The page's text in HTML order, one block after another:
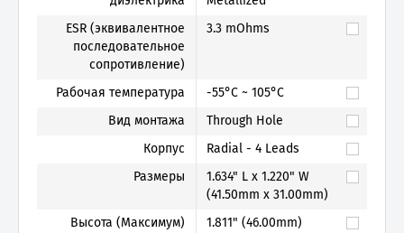
ESR (эквивалентное
последовательное
сопротивление)
3.3 mOhms
Рабочая температура
-55°C ~ 105°C
Вид монтажа
Through Hole
Корпус
Radial - 4 Leads
Размеры
1.634" L x 1.220" W
(41.50mm x 31.00mm)
Высота (Максимум)
1.811" (46.00mm)